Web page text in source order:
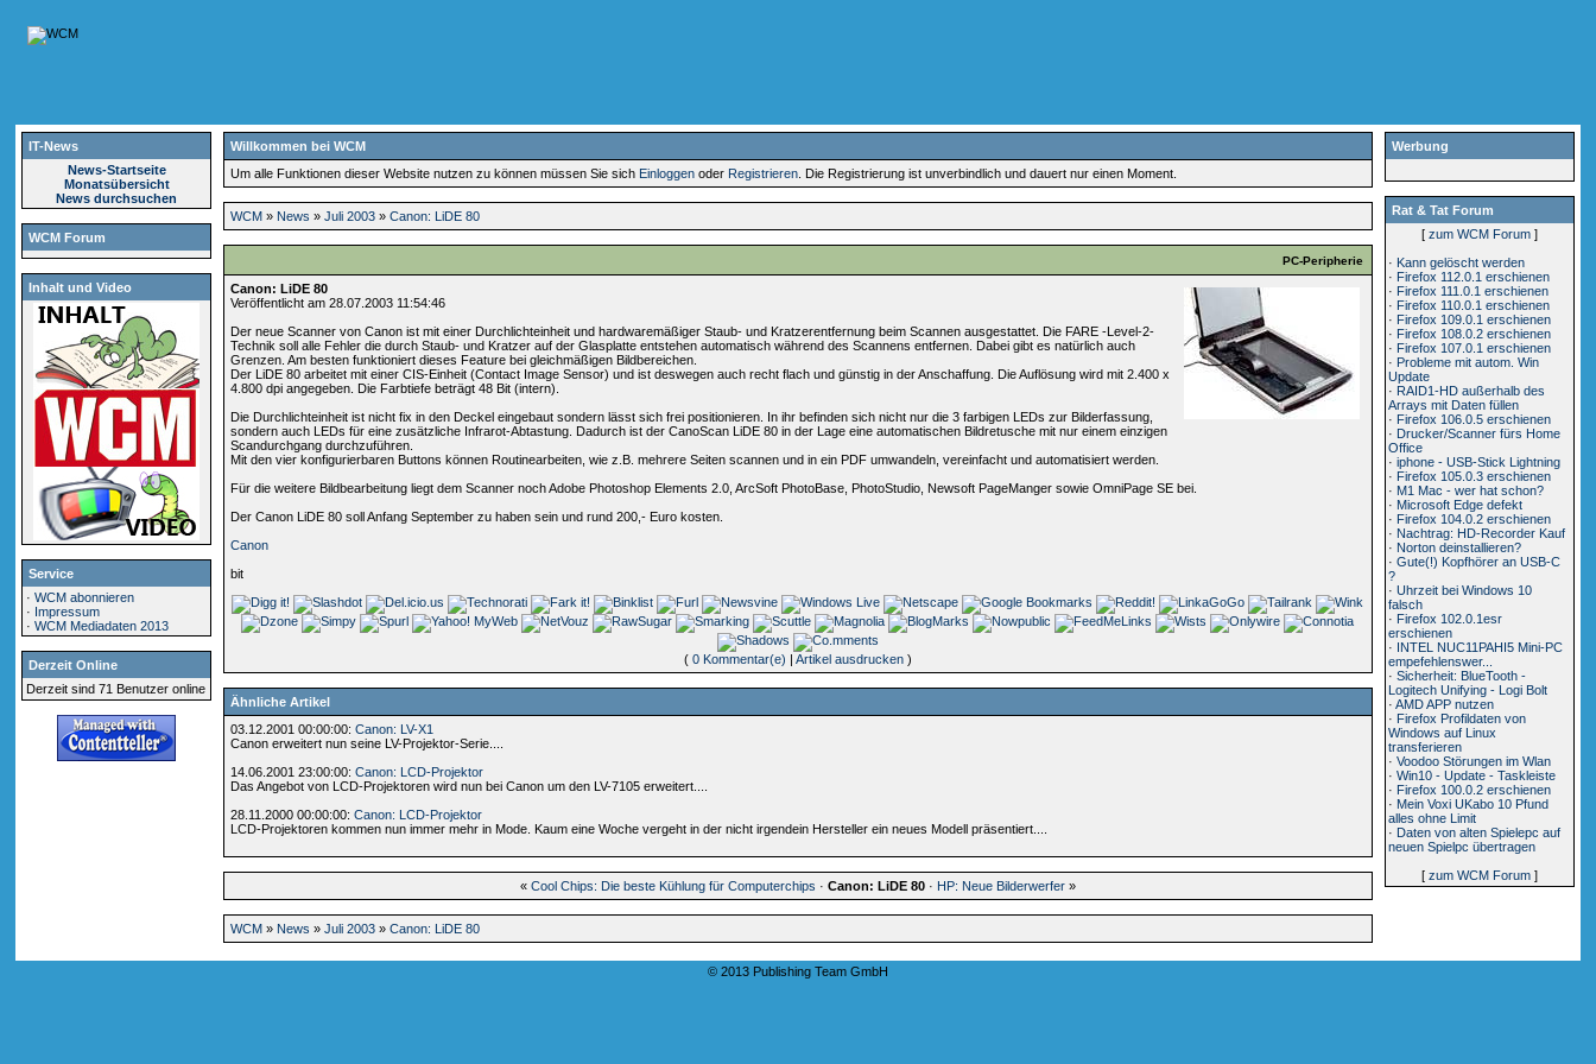
IT-News
News-Startseite
Monatsübersicht
News durchsuchen
WCM Forum
Inhalt und Video
Service
·WCM abonnieren
· Impressum
·WCM Mediadaten 2013
Derzeit Online
Derzeit sind 71 Benutzer online
Werbung
Rat & Tat Forum
[ zum WCM Forum]
· Kann gelöscht werden
· Firefox 112.0.1 erschienen
· Firefox 111.0.1 erschienen
· Firefox 110.0.1 erschienen
· Firefox 109.0.1 erschienen
· Firefox 108.0.2 erschienen
· Firefox 107.0.1 erschienen
· Probleme mit autom. Win
Update
· RAID1-HD außerhalb des
Arrays mit Daten füllen
· Firefox 106.0.5 erschienen
· Drucker/Scanner fürs Home
Office
·iphone - USB-Stick Lightning
· Firefox 105.0.3 erschienen
· M1 Mac - wer hat schon?
· Microsoft Edge defekt
· Firefox 104.0.2 erschienen
· Nachtrag: HD-Recorder Kauf
· Norton deinstallieren?
·Gute(!) Kopfhörer an USB-C
?
·Uhrzeit bei Windows 10
falsch
· Firefox 102.0.1esr
erschienen
· INTEL NUC11PAHI5 Mini-PC
empefehlenswer...
·Sicherheit: BlueTooth -
Logitech Unifying - Logi Bolt
·AMD APP nutzen
· Firefox Profildaten von
Windows auf Linux
transferieren
·Voodoo Störungen im Wlan
·Win10 - Update - Taskleiste
· Firefox 100.0.2 erschienen
· Mein Voxi UKabo 10 Pfund
alles ohne Limit
· Daten von alten Spielepc auf
neuen Spielpc übertragen
[ zum WCM Forum]
Willkommen bei WCM
Um alle Funktionen dieser Website nutzen zu können müssen Sie sich Einloggen oder Registrieren . Die Registrierung ist unverbindlich und dauert nur einen Moment.
WCM » News »Juli 2003 »Canon: LiDE 80
PC-Peripherie
Canon: LiDE 80
Veröffentlicht am 28.07.2003 11:54:46
Der neue Scanner von Canon ist mit einer Durchlichteinheit und hardwaremäßiger Staub- und Kratzerentfernung beim Scannen ausgestattet. Die FARE -Level-2-
Technik soll alle Fehler die durch Staub- und Kratzer auf der Glasplatte entstehen automatisch während des Scannens entfernen. Dabei gibt es natürlich auch
Grenzen. Am besten funktioniert dieses Feature bei gleichmäßigen Bildbereichen.
Der LiDE 80 arbeitet mit einer CIS-Einheit (Contact Image Sensor) und ist deswegen auch recht flach und günstig in der Anschaffung. Die Auflösung wird mit 2.400 x
4.800 dpi angegeben. Die Farbtiefe beträgt 48 Bit (intern).
Die Durchlichteinheit ist nicht fix in den Deckel eingebaut sondern lässt sich frei positionieren. In ihr befinden sich nicht nur die 3 farbigen LEDs zur Bilderfassung,
sondern auch LEDs für eine zusätzliche Infrarot-Abtastung. Dadurch ist der CanoScan LiDE 80 in der Lage eine automatischen Bildretusche mit nur einem einzigen
Scandurchgang durchzuführen.
Mit den vier konfigurierbaren Buttons können Routinearbeiten, wie z.B. mehrere Seiten scannen und in ein PDF umwandeln, vereinfacht und automatisiert werden.
Für die weitere Bildbearbeitung liegt dem Scanner noch Adobe Photoshop Elements 2.0, ArcSoft PhotoBase, PhotoStudio, Newsoft PageManger sowie OmniPage SE bei.
Der Canon LiDE 80 soll Anfang September zu haben sein und rund 200,- Euro kosten.
Canon
bit
( 0 Kommentar(e) Artikel ausdrucken)
Ähnliche Artikel
03.12.2001 00:00:00:Canon: LV-X1
Canon erweitert nun seine LV-Projektor-Serie....
14.06.2001 23:00:00:Canon: LCD-Projektor
Das Angebot von LCD-Projektoren wird nun bei Canon um den LV-7105 erweitert....
28.11.2000 00:00:00:Canon: LCD-Projektor
LCD-Projektoren kommen nun immer mehr in Mode. Kaum eine Woche vergeht in der nicht irgendein Hersteller ein neues Modell präsentiert....
« Cool Chips: Die beste Kühlung für Computerchips · Canon: LiDE 80 · HP: Neue Bilderwerfer»
WCM » News »Juli 2003 »Canon: LiDE 80
© 2013 Publishing Team GmbH